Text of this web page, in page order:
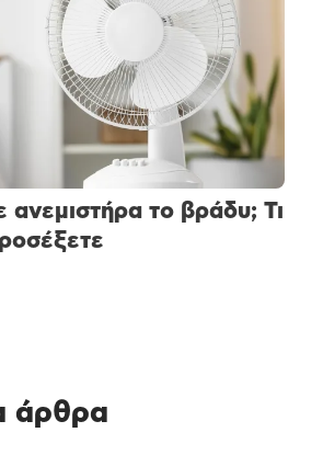
ανεμιστήρα το βράδυ; Τι
άρθρα